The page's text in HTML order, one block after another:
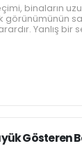
binaların
görünümünün
Yanlış bir
Gösteren